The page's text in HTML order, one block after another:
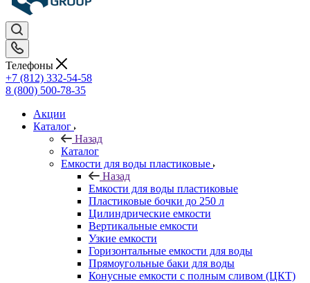
Телефоны
+7 (812) 332-54-58
8 (800) 500-78-35
Акции
Каталог
Назад
Каталог
Емкости для воды пластиковые
Назад
Емкости для воды пластиковые
Пластиковые бочки до 250 л
Цилиндрические емкости
Вертикальные емкости
Узкие емкости
Горизонтальные емкости для воды
Прямоугольные баки для воды
Конусные емкости с полным сливом (ЦКТ)